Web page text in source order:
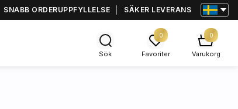
SNABB ORDERUPPFYLLELSE SÄKER LEVERANS
Sök
0
Favoriter
0
Varukorg